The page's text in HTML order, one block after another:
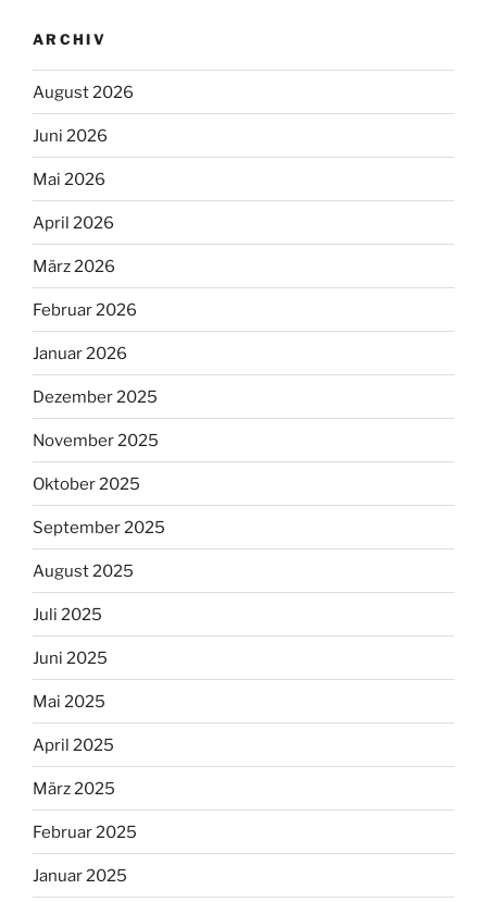
ARCHIV
August 2026
Juni 2026
Mai 2026
April 2026
März 2026
Februar 2026
Januar 2026
Dezember 2025
November 2025
Oktober 2025
September 2025
August 2025
Juli 2025
Juni 2025
Mai 2025
April 2025
März 2025
Februar 2025
Januar 2025